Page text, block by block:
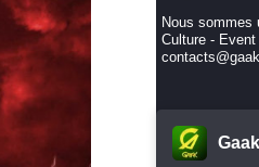
Nous sommes
Culture -